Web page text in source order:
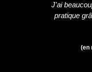
J'ai
pratique
(en